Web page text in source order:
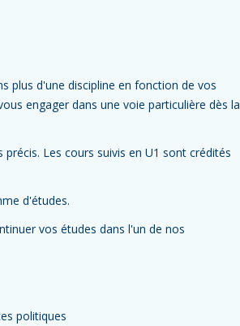
plus d'une discipline en fonction de vos
engager dans une voie particulière dès la
Les cours suivis en U1 sont crédités
d'études.
vos études dans l'un de nos
politiques